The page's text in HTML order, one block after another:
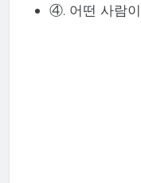
④. 어떤 사람